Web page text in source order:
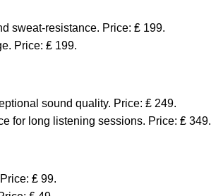
sweat-resistance. Price: ₤ 199.
Price: ₤ 199.
sound quality. Price: ₤ 249.
for long listening sessions. Price: ₤ 349.
₤ 99.